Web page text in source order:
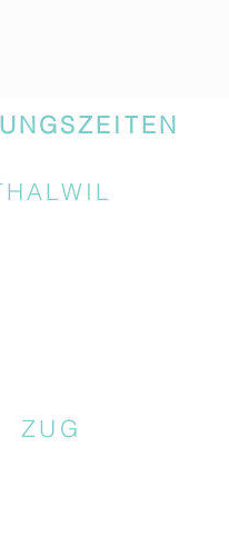
ZUG